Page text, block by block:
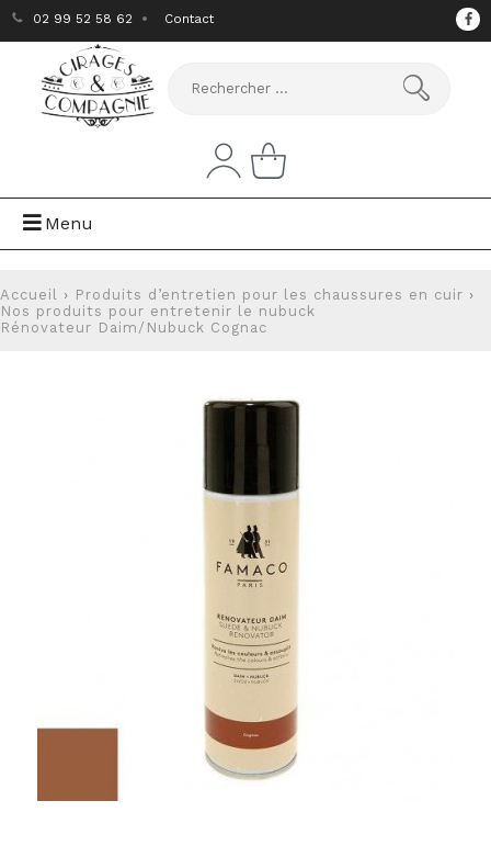
02 99 52 58 62 Contact
Menu
Accueil › Produits d’entretien pour les chaussures en cuir ›
Nos produits pour entretenir le nubuck
Rénovateur Daim/Nubuck Cognac